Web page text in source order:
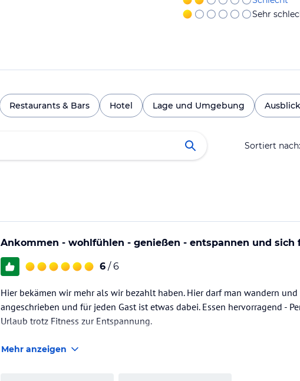
Sehr
Restaurants & Bars Hotel Lage und Umgebung Ausblick
Sortiert nach:
Ankommen - wohlfühlen - genießen - entspannen und sich
6 / 6
Hier bekämen wir mehr als wir bezahlt haben. Hier darf man wandern
angeschrieben und für jeden Gast ist etwas dabei. Essen hervorragend -
Urlaub trotz Fitness zur Entspannung.
Mehr anzeigen